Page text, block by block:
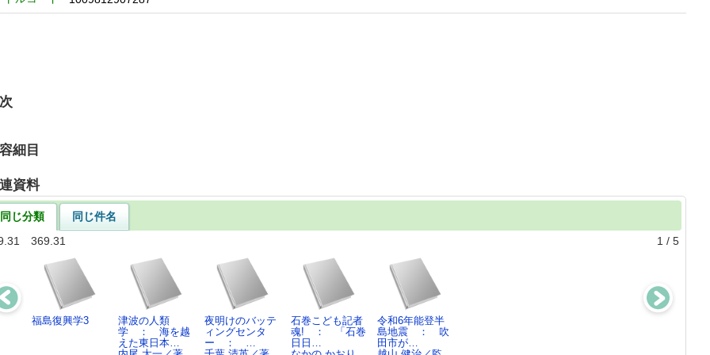
細目
資料
同じ分類
同じ件名
369.31
1 / 5
福島復興学3
津波の人類
学 ： 海を越
えた東日本…
夜明けのバッテ
ィングセンタ
ー ： …
石巻こども記者
魂! ： 「石巻
日日…
令和6年能登半
島地震 ： 吹
田市が…